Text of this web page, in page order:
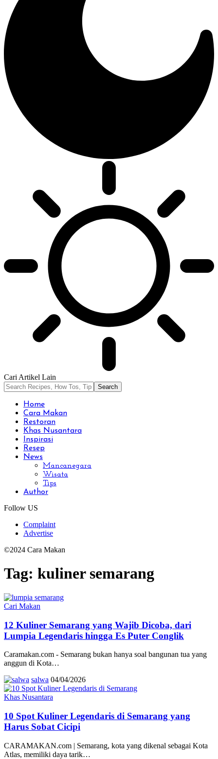
Cari Artikel Lain
Home
Cara Makan
Restoran
Khas Nusantara
Inspirasi
Resep
News
Mancanegara
Wisata
Tips
Author
Follow US
Complaint
Advertise
©2024 Cara Makan
Tag: kuliner semarang
Cari Makan
12 Kuliner Semarang yang Wajib Dicoba, dari
Lumpia Legendaris hingga Es Puter Conglik
Caramakan.com - Semarang bukan hanya soal bangunan tua yang
anggun di Kota…
salwa 04/04/2026
Khas Nusantara
10 Spot Kuliner Legendaris di Semarang yang
Harus Sobat Cicipi
CARAMAKAN.com | Semarang, kota yang dikenal sebagai Kota
Atlas, memiliki daya tarik…